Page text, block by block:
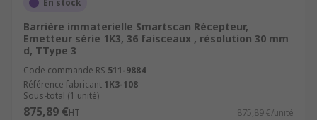
En stock
Barrière immaterielle Smartscan Récepteur,
Emetteur série 1K3, 36 faisceaux , résolution 30 mm
d, TType 3
Code commande RS 511-9884
Référence fabricant 1K3-108
Sous-total (1 unité)
875,89 €HT 875,89 €/unité